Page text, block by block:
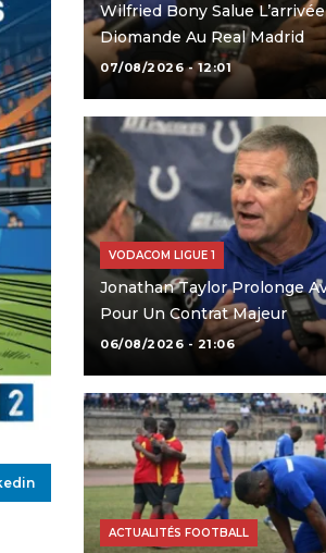
Wilfried Bony Salue
Diomande Au Real Madrid
07/08/2026 - 12:01
VODACOM LIGUE 1
Jonathan Taylor Prolonge
Pour Un Contrat Majeur
06/08/2026 - 21:06
ACTUALITÉS FOOTBALL